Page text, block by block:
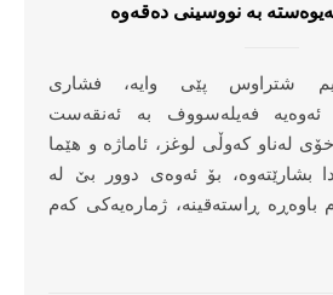
بە نووسینی دەقەوە
ئەوەیە فەیلەسووف بە ئەنقەست
لەناو کەوڵی لوغز، ئاماژە و هێما
بشارێتەوە، بۆ ئەوەی دوور بێ لە
باوەڕە ڕاستەقینە، ژمارەیەکی کەم